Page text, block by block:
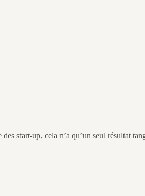
start-up, cela n’a qu’un seul résultat